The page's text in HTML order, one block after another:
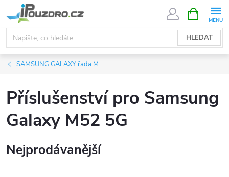
na
obsah
HLEDAT
NÁKUPNÍ
KOŠÍK
SAMSUNG GALAXY řada M
Příslušenství pro Samsung
Galaxy M52 5G
Nejprodávanější